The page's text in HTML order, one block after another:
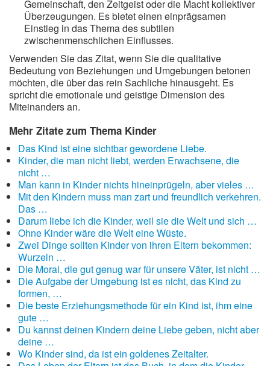
Gemeinschaft, den Zeitgeist oder die Macht kollektiver
Überzeugungen. Es bietet einen einprägsamen
Einstieg in das Thema des subtilen
zwischenmenschlichen Einflusses.
Verwenden Sie das Zitat, wenn Sie die qualitative
Bedeutung von Beziehungen und Umgebungen betonen
möchten, die über das rein Sachliche hinausgeht. Es
spricht die emotionale und geistige Dimension des
Miteinanders an.
Mehr Zitate zum Thema Kinder
Das Kind ist eine sichtbar gewordene Liebe.
Kinder, die man nicht liebt, werden Erwachsene, die
nicht …
Man kann in Kinder nichts hineinprügeln, aber vieles …
Mit den Kindern muss man zart und freundlich verkehren.
Das …
Darum liebe ich die Kinder, weil sie die Welt und sich …
Ohne Kinder wäre die Welt eine Wüste.
Zwei Dinge sollten Kinder von ihren Eltern bekommen:
Wurzeln …
Die Moral, die gut genug war für unsere Väter, ist nicht …
Die Aufgabe der Umgebung ist es nicht, das Kind zu
formen, …
Die beste Erziehungsmethode für ein Kind ist, ihm eine
gute …
Du kannst deinen Kindern deine Liebe geben, nicht aber
deine …
Wo Kinder sind, da ist ein goldenes Zeitalter.